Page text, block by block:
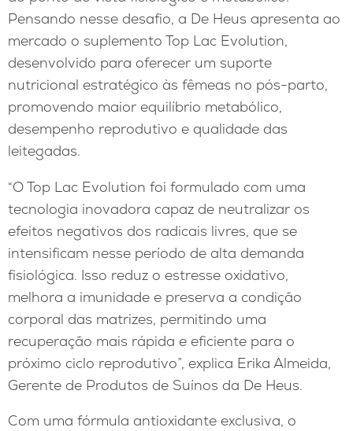
Pensando nesse desafio, a De Heus apresenta ao
mercado o suplemento Top Lac Evolution,
desenvolvido para oferecer um suporte
nutricional estratégico às fêmeas no pós-parto,
promovendo maior equilíbrio metabólico,
desempenho reprodutivo e qualidade das
leitegadas.
“O Top Lac Evolution foi formulado com uma
tecnologia inovadora capaz de neutralizar os
efeitos negativos dos radicais livres, que se
intensificam nesse período de alta demanda
fisiológica. Isso reduz o estresse oxidativo,
melhora a imunidade e preserva a condição
corporal das matrizes, permitindo uma
recuperação mais rápida e eficiente para o
próximo ciclo reprodutivo”, explica Erika Almeida,
Gerente de Produtos de Suínos da De Heus.
Com uma fórmula antioxidante exclusiva, o